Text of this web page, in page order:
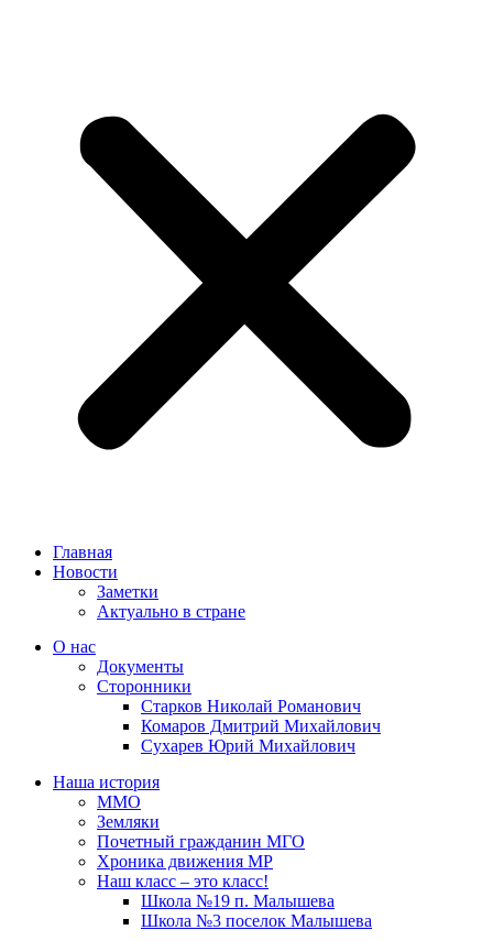
Главная
Новости
Заметки
Актуально в стране
О нас
Документы
Сторонники
Старков Николай Романович
Комаров Дмитрий Михайлович
Сухарев Юрий Михайлович
Наша история
ММО
Земляки
Почетный гражданин МГО
Хроника движения МР
Наш класс – это класс!
Школа №19 п. Малышева
Школа №3 поселок Малышева